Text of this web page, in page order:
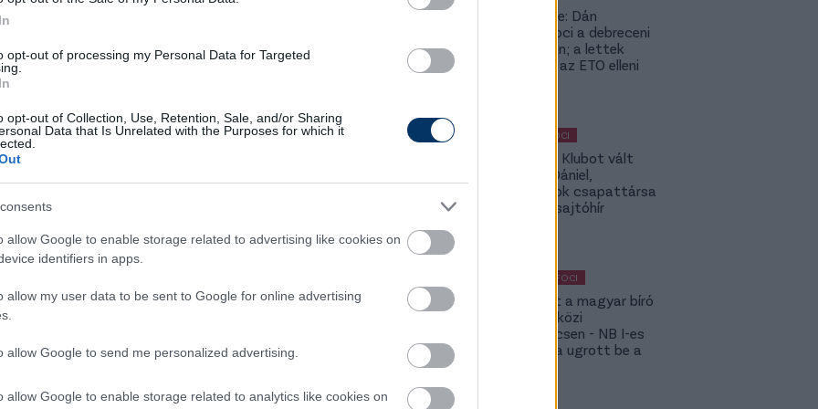
opt-out of processing my Personal Data for Targeted
opt-out of Collection, Use, Retention, Sale, and/or Sharing
Data that Is Unrelated with the Purposes for which it
allow Google to enable storage related to advertising like cookies on
identifiers in apps.
allow my user data to be sent to Google for online advertising
allow Google to send me personalized advertising.
allow Google to enable storage related to analytics like cookies on
a bennmaradást, de nem kapna licencet,
amely az új szezontól 16 csapatos
fogalmaz:
nem lesz licence, a következő évi
mert az egyik nevezési feltétel a
indulási jogot szerzett csapat nevez,
majd tölteni.
jutója jogosult nevezést beadni NB II-re."
13. helyén áll, három pont az előnye, a
előtt. Hétfőn este 20 órakor a zöld-
lesznek az Illovszky stadionban.
Lapszemle: Dán
szambafoci a debreceni
szaunában; a lettek
kevesellik az ETO elleni
MAGYAR FOCI
Légiósok: Klubot vált
Gazdag Dániel,
világbajnok csapattársa
is lehet - sajtóhír
KÜLFÖLDI FOCI
Megsérült a magyar bíró
a nemzetközi
kupameccsen - NB I-es
honfitársa ugrott be a